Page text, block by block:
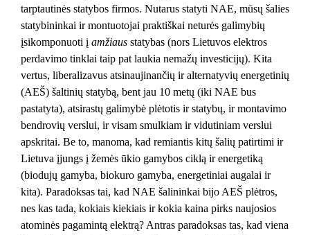
tarptautinės statybos firmos. Nutarus statyti NAE, mūsų šalies
statybininkai ir montuotojai praktiškai neturės galimybių
įsikomponuoti į amžiaus statybas (nors Lietuvos elektros
perdavimo tinklai taip pat laukia nemažų investicijų). Kita
vertus, liberalizavus atsinaujinančių ir alternatyvių energetinių
(AEŠ) šaltinių statybą, bent jau 10 metų (iki NAE bus
pastatyta), atsirastų galimybė plėtotis ir statybų, ir montavimo
bendrovių verslui, ir visam smulkiam ir vidutiniam verslui
apskritai. Be to, manoma, kad remiantis kitų šalių patirtimi ir
Lietuva įjungs į žemės ūkio gamybos ciklą ir energetiką
(biodujų gamyba, biokuro gamyba, energetiniai augalai ir
kita). Paradoksas tai, kad NAE šalininkai bijo AEŠ plėtros,
nes kas tada, kokiais kiekiais ir kokia kaina pirks naujosios
atominės pagamintą elektrą? Antras paradoksas tas, kad viena